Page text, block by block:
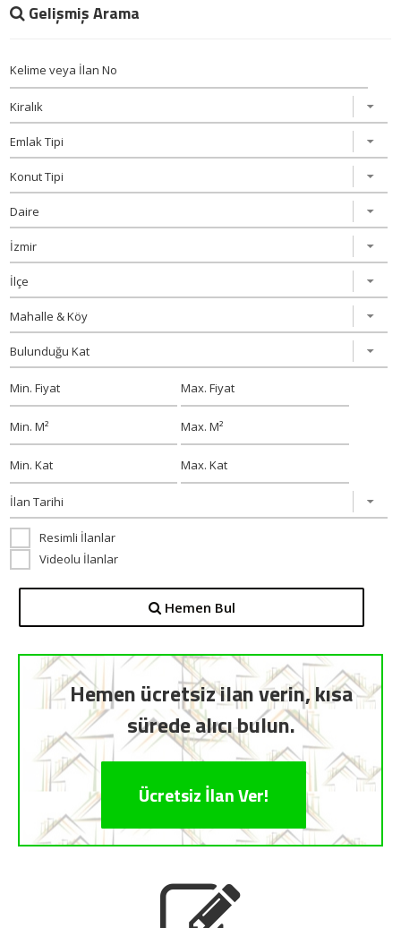
Gelişmiş Arama
Resimli İlanlar
Videolu İlanlar
Hemen Bul
Hemen ücretsiz ilan verin, kısa
sürede alıcı bulun.
Ücretsiz İlan Ver!